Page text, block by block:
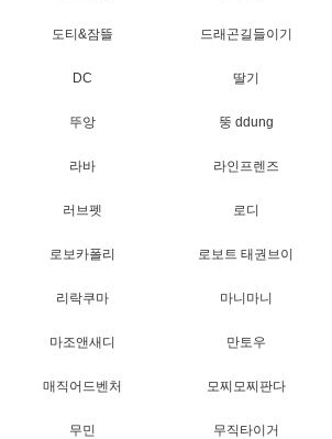
도티&잠뜰 드래곤길들이기
DC 딸기
뚜앙 뚱 ddung
라바 라인프렌즈
러브펫 로디
로보카폴리 로보트 태권브이
리락쿠마 마니마니
마조앤새디 만토우
매직어드벤처 모찌모찌판다
무민 무직타이거